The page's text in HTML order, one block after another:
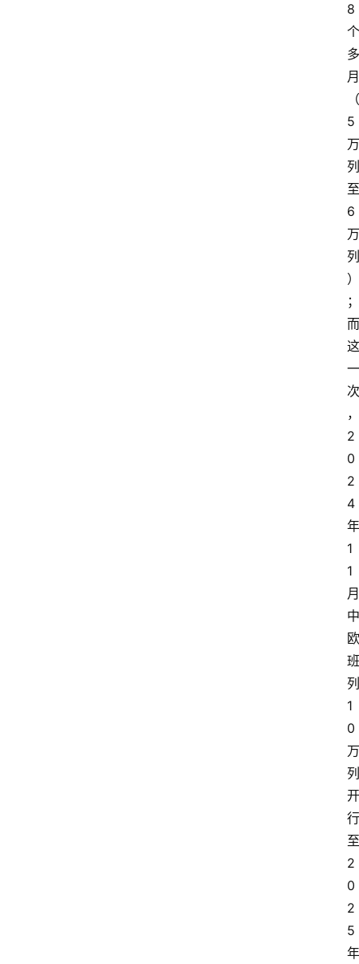
8
个
多
月
（
5
万
列
至
6
万
列
）
；
而
这
一
次
，
2
0
2
4
年
1
1
月
中
欧
班
列
1
0
万
列
开
行
至
2
0
2
5
年